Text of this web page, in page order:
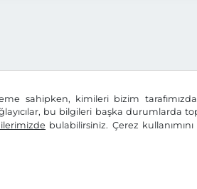
sahipken, kimileri bizim
bu bilgileri başka durumlarda
bulabilirsiniz. Çerez kullanımını